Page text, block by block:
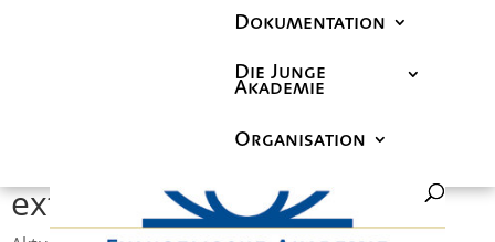
Dokumentation
Die Junge
Akademie
Organisation
extern